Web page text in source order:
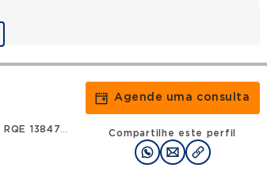
RQE 138475 - Gastroenterologia
Agende uma consulta
Compartilhe este perfil